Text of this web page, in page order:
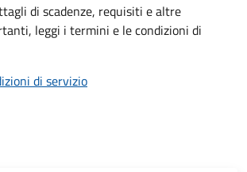
di scadenze, requisiti e altre
leggi i termini e le condizioni di
di servizio